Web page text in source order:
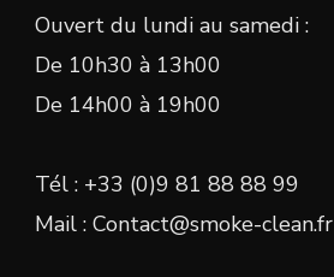
Ouvert du lundi au samedi :
De 10h30 à 13h00
De 14h00 à 19h00
Tél : +33 (0)9 81 88 88 99
Mail : Contact@smoke-clean.fr